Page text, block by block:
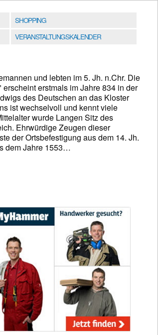
SHOPPING
VERANSTALTUNGSKALENDER
und lebten im 5. Jh. n.Chr. Die
erstmals im Jahre 834 in der
des Deutschen an das Kloster
ist wechselvoll und kennt viele
wurde Langen Sitz des
Ehrwürdige Zeugen dieser
der Ortsbefestigung aus dem 14. Jh.
dem Jahre 1553…